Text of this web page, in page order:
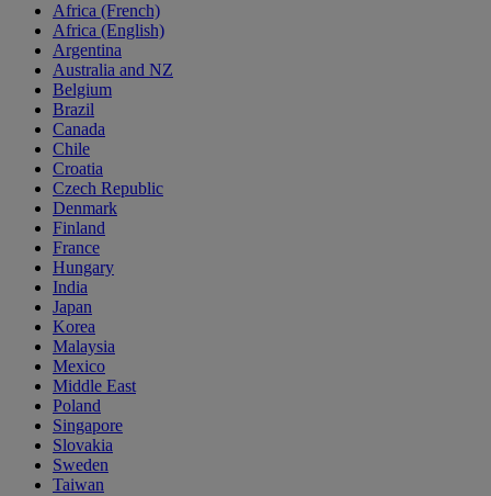
Africa (French)
Africa (English)
Argentina
Australia and NZ
Belgium
Brazil
Canada
Chile
Croatia
Czech Republic
Denmark
Finland
France
Hungary
India
Japan
Korea
Malaysia
Mexico
Middle East
Poland
Singapore
Slovakia
Sweden
Taiwan